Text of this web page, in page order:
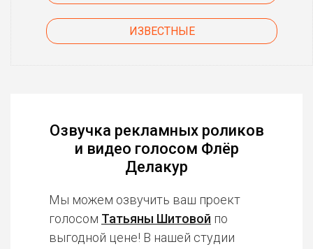
ИЗВЕСТНЫЕ
Озвучка рекламных роликов
и видео голосом Флёр
Делакур
Мы можем озвучить ваш проект
голосом Татьяны Шитовой по
выгодной цене! В нашей студии